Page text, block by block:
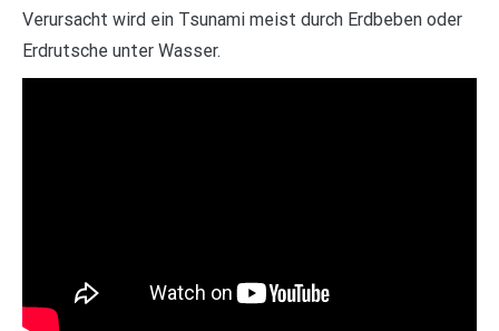
Verursacht wird ein Tsunami meist durch Erdbeben oder
Erdrutsche unter Wasser.